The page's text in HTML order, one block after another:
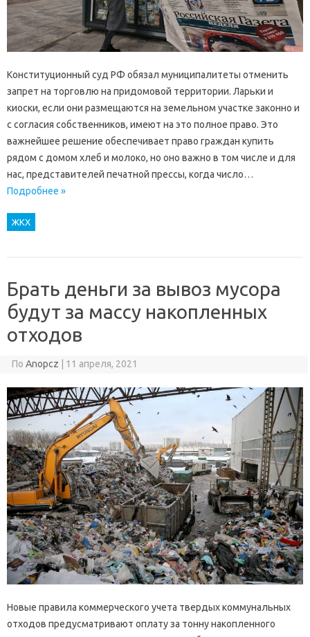
Конституционный суд РФ обязал муниципалитеты отменить
запрет на торговлю на придомовой территории. Ларьки и
киоски, если они размещаются на земельном участке законно и
с согласия собственников, имеют на это полное право. Это
важнейшее решение обеспечивает право граждан купить
рядом с домом хлеб и молоко, но оно важно в том числе и для
нас, представителей печатной прессы, когда число…
Подробнее »
ЖКХ
Брать деньги за вывоз мусора
будут за массу накопленных
отходов
По Anopcz | 11 апреля, 2021
Новые правила коммерческого учета твердых коммунальных
отходов предусматривают оплату за тонну накопленного